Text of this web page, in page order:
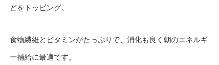
どをトッピング。
食物繊維とビタミンがたっぷりで、消化も良く朝のエネルギ
ー補給に最適です。